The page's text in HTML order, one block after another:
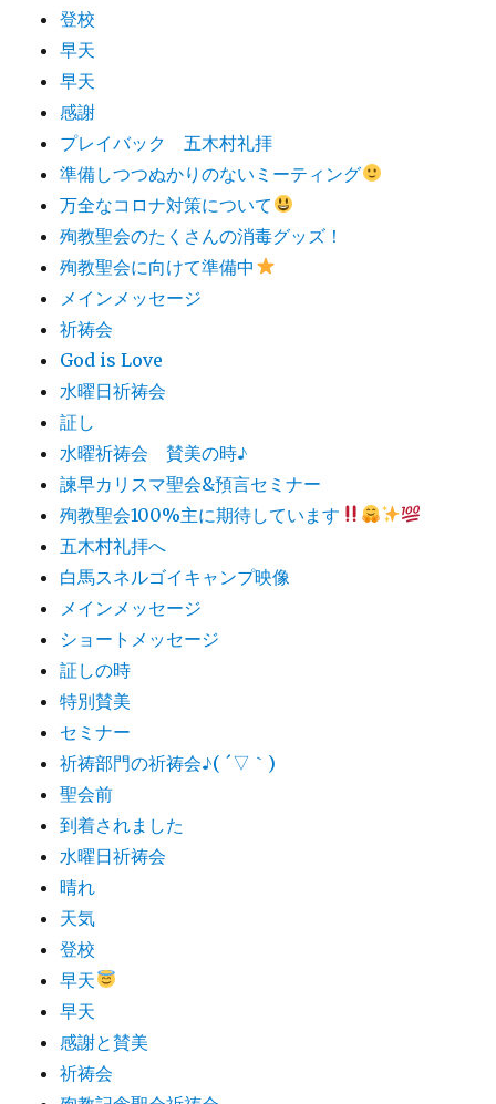
登校
早天
早天
感謝
プレイバック 五木村礼拝
準備しつつぬかりのないミーティング
万全なコロナ対策について
殉教聖会のたくさんの消毒グッズ！
殉教聖会に向けて準備中
メインメッセージ
祈祷会
God is Love
水曜日祈祷会
証し
水曜祈祷会 賛美の時♪
諫早カリスマ聖会&預言セミナー
殉教聖会100%主に期待しています
五木村礼拝へ
白馬スネルゴイキャンプ映像
メインメッセージ
ショートメッセージ
証しの時
特別賛美
セミナー
祈祷部門の祈祷会♪( ´▽｀)
聖会前
到着されました
水曜日祈祷会
晴れ
天気
登校
早天
早天
感謝と賛美
祈祷会